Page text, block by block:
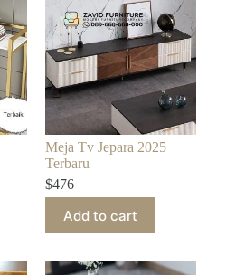
Meja Tv Jepara 2025
Terbaru
$476
Add to cart